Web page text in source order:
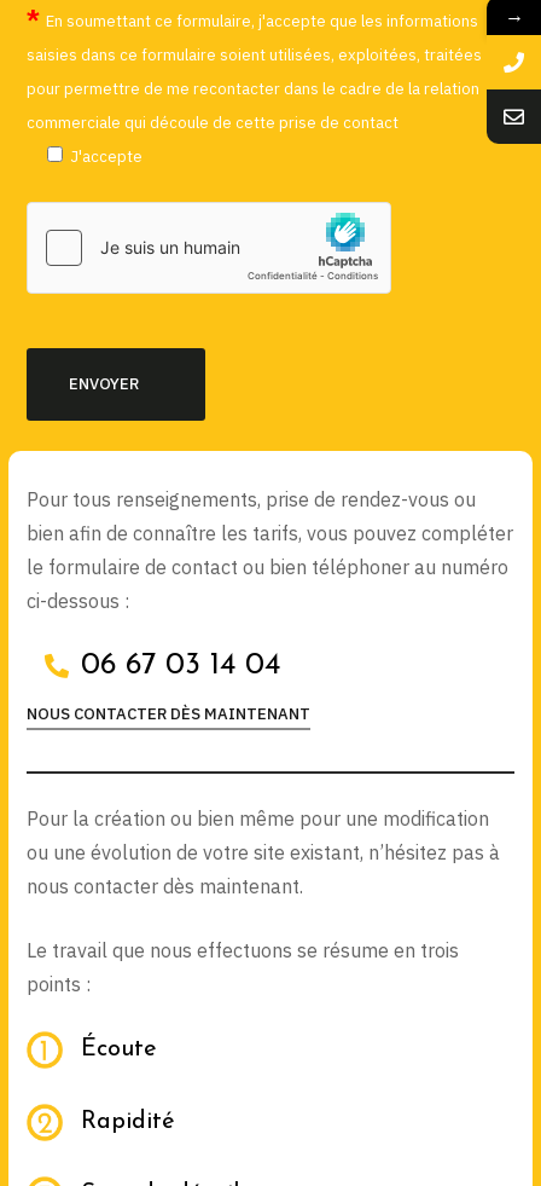
En soumettant ce formulaire, j'accepte que les informations
saisies dans ce formulaire soient utilisées, exploitées, traitées
pour permettre de me recontacter dans le cadre de la relation
commerciale qui découle de cette prise de contact
J'accepte
Pour tous renseignements, prise de rendez-vous ou
bien afin de connaître les tarifs, vous pouvez compléter
le formulaire de contact ou bien téléphoner au numéro
ci-dessous :
06 67 03 14 04
NOUS CONTACTER DÈS MAINTENANT
Pour la création ou bien même pour une modification
ou une évolution de votre site existant, n’hésitez pas à
nous contacter dès maintenant.
Le travail que nous effectuons se résume en trois
points :
Écoute
Rapidité
→